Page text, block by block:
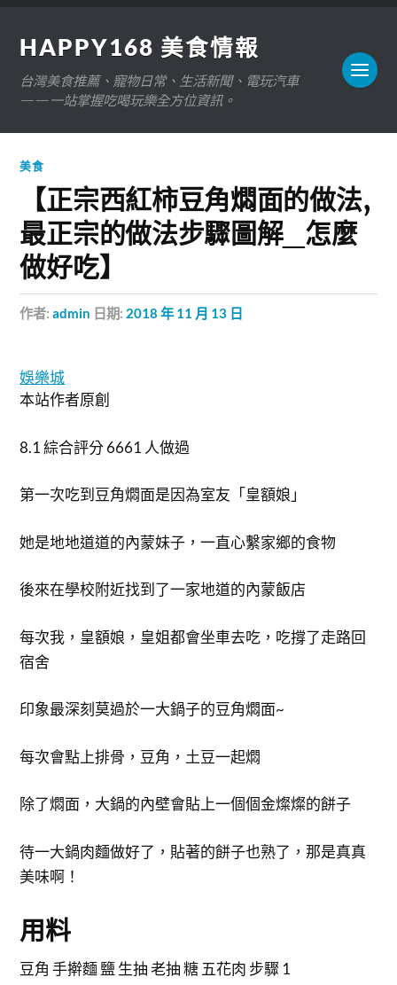
HAPPY168 美食情報
台灣美食推薦、寵物日常、生活新聞、電玩汽車
——一站掌握吃喝玩樂全方位資訊。
美食
【正宗西紅柿豆角燜面的做法,
最正宗的做法步驟圖解_怎麼
做好吃】
作者:admin 日期: 2018 年 11 月 13 日
娛樂城
本站作者原創
8.1 綜合評分 6661 人做過
第一次吃到豆角燜面是因為室友「皇額娘」
她是地地道道的內蒙妹子，一直心繫家鄉的食物
後來在學校附近找到了一家地道的內蒙飯店
每次我，皇額娘，皇姐都會坐車去吃，吃撐了走路回
宿舍
印象最深刻莫過於一大鍋子的豆角燜面~
每次會點上排骨，豆角，土豆一起燜
除了燜面，大鍋的內壁會貼上一個個金燦燦的餅子
待一大鍋肉麵做好了，貼著的餅子也熟了，那是真真
美味啊！
用料
豆角 手擀麵 鹽 生抽 老抽 糖 五花肉 步驟 1